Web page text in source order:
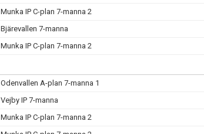
Munka IP C-plan 7-manna 2
Bjärevallen 7-manna
Munka IP C-plan 7-manna 2
Odenvallen A-plan 7-manna 1
Vejby IP 7-manna
Munka IP C-plan 7-manna 2